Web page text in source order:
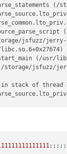
+
f".{i}
(/
jsfuzz/
(/usr/
jsfuzz/
in stack of